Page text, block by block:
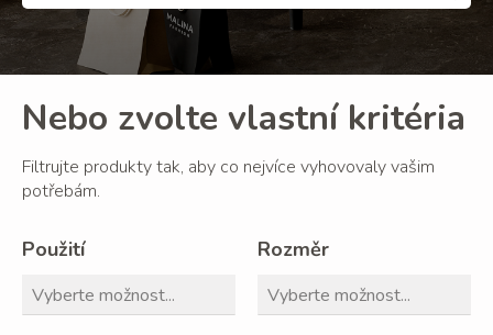
Nebo zvolte vlastní kritéria
Filtrujte produkty tak, aby co nejvíce vyhovovaly vašim
potřebám.
Použití Rozměr